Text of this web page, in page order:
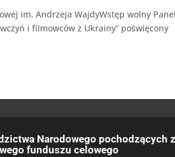
im. Andrzeja WajdyWstęp wolny
i filmowców z Ukrainy” poświęcony
Narodowego pochodzących
funduszu celowego